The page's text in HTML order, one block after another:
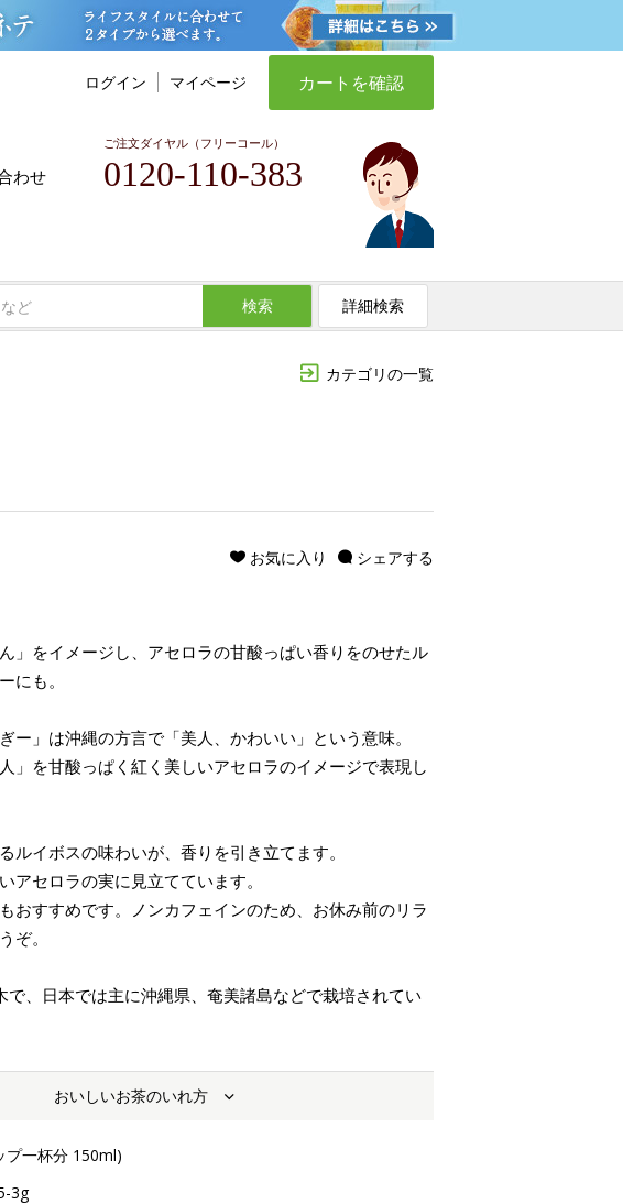
ログイン マイページ カートを確認
わせ
ご注文ダイヤル（フリーコール）
0120-110-383
検索 詳細検索
カテゴリの一覧
シェアする
お気に入り
」をイメージし、アセロラの甘酸っぱい香りをのせたル
にも。
ー」は沖縄の方言で「美人、かわいい」という意味。
」を甘酸っぱく紅く美しいアセロラのイメージで表現し
ルイボスの味わいが、香りを引き立てます。
アセロラの実に見立てています。
おすすめです。ノンカフェインのため、お休み前のリラ
ぞ。
で、日本では主に沖縄県、奄美諸島などで栽培されてい
おいしいお茶のいれ方
プ一杯分 150ml)
3g